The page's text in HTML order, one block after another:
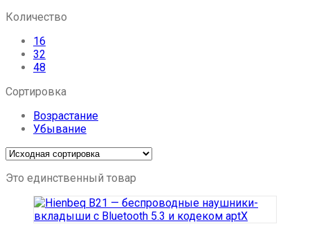
Количество
16
32
48
Сортировка
Возрастание
Убывание
Это единственный товар